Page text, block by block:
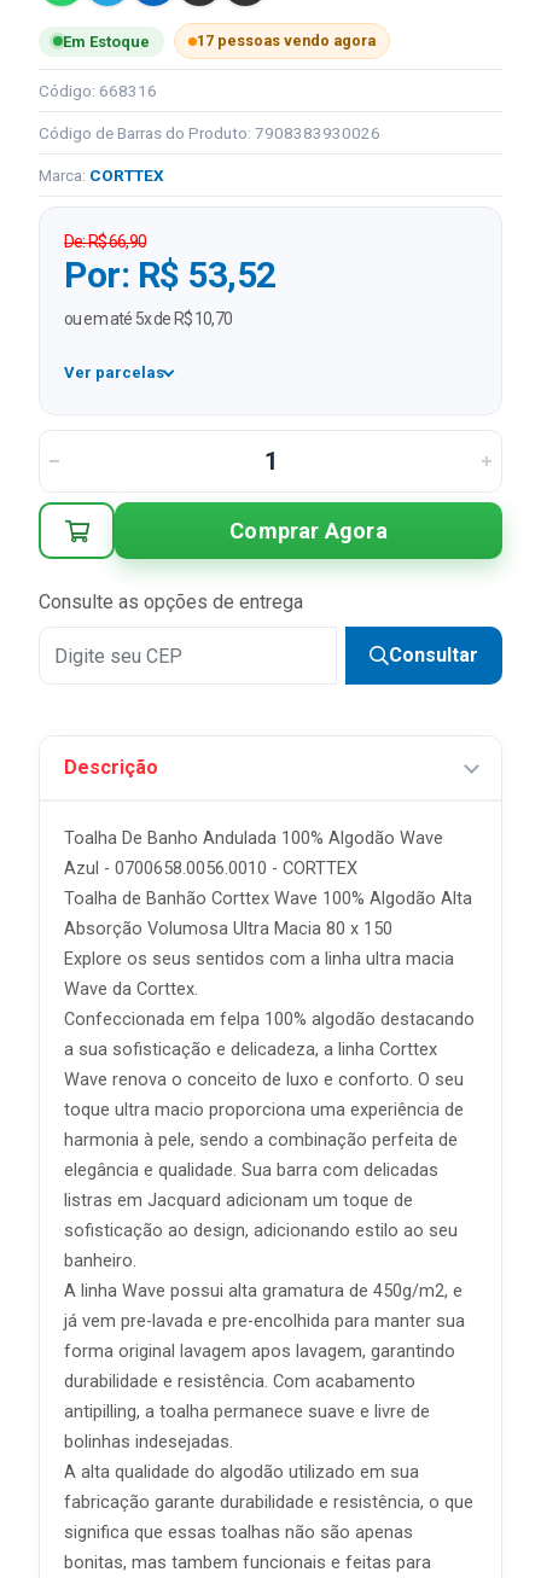
Em Estoque 17 pessoas vendo agora
Código: 668316
Código de Barras do Produto: 7908383930026
Marca: CORTTEX
De: R$ 66,90
Por: R$ 53,52
ou em até 5x de R$ 10,70
Ver parcelas
1x R$ 53,52
3x R$ 17,84 sem juros
4x R$ 13,38 sem juros
5x
Comprar Agora
Consulte as opções de entrega
Consultar
Descrição
Toalha De Banho Andulada 100% Algodão Wave
Azul - 0700658.0056.0010 - CORTTEX
Toalha de Banhão Corttex Wave 100% Algodão Alta
Absorção Volumosa Ultra Macia 80 x 150
Explore os seus sentidos com a linha ultra macia
Wave da Corttex.
Confeccionada em felpa 100% algodão destacando
a sua sofisticação e delicadeza, a linha Corttex
Wave renova o conceito de luxo e conforto. O seu
toque ultra macio proporciona uma experiência de
harmonia à pele, sendo a combinação perfeita de
elegância e qualidade. Sua barra com delicadas
listras em Jacquard adicionam um toque de
sofisticação ao design, adicionando estilo ao seu
banheiro.
A linha Wave possui alta gramatura de 450g/m2, e
já vem pre-lavada e pre-encolhida para manter sua
forma original lavagem apos lavagem, garantindo
durabilidade e resistência. Com acabamento
antipilling, a toalha permanece suave e livre de
bolinhas indesejadas.
A alta qualidade do algodão utilizado em sua
fabricação garante durabilidade e resistência, o que
significa que essas toalhas não são apenas
bonitas, mas tambem funcionais e feitas para